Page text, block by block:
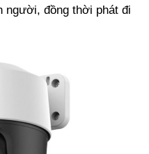
người, đồng thời phát đi